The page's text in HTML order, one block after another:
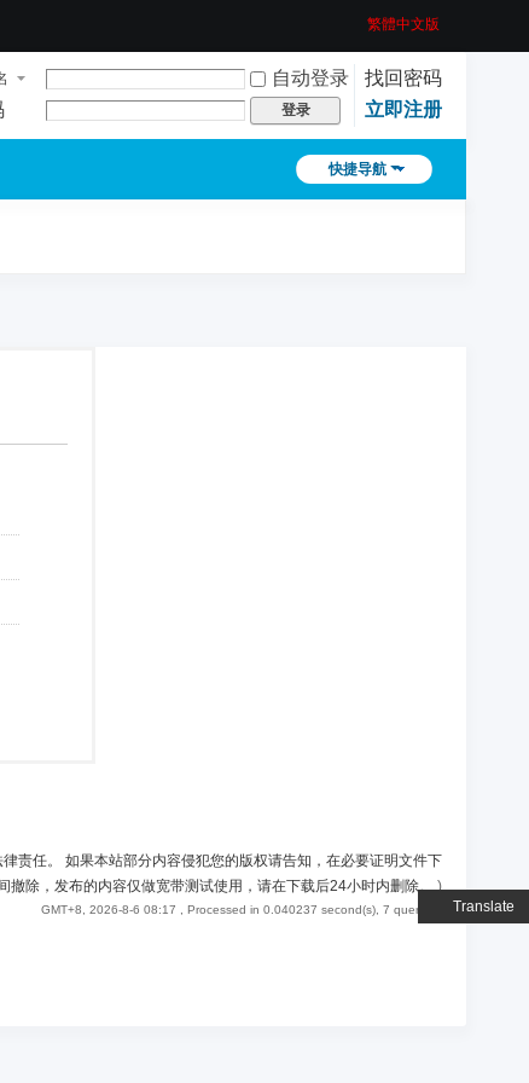
Translate
繁體中文版
自动登录
找回密码
登录 立即注册
快捷导航
责任。 如果本站部分内容侵犯您的版权请告知，在必要证明文件下
撤除，发布的内容仅做宽带测试使用，请在下载后24小时内删除。)
GMT+8, 2026-8-6 08:17 , Processed in 0.040237 second(s), 7 queries .